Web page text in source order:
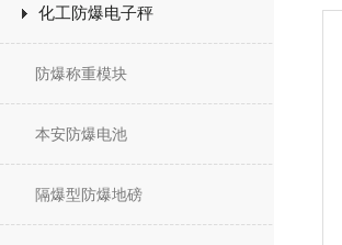
化工防爆电子秤
防爆称重模块
本安防爆电池
隔爆型防爆地磅